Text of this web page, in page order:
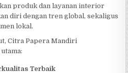
produk dan layanan interior
diri dengan tren global, sekaligus
lokal.
Citra Papera Mandiri
Terbaik